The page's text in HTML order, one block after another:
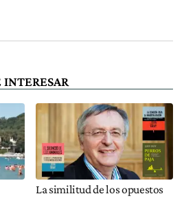
La similitud de los opuestos